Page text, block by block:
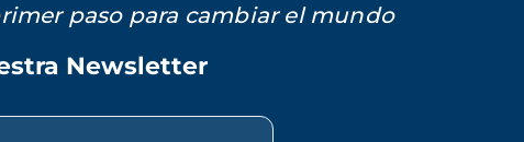
paso para cambiar el mundo
Newsletter